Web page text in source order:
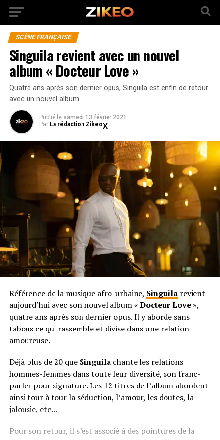
SCÈNE FRANÇAISE
Singuila revient avec un nouvel
album « Docteur Love »
Quatre ans après son dernier opus, Singuila est enfin de retour
avec un nouvel album.
Publié le samedi 13 février 2021
Par La rédaction Zikeo
Référence de la musique afro-urbaine, Singuilarevient
aujourd’hui avec son nouvel album « Docteur Love»,
quatre ans après son dernier opus. Il y aborde sans
tabous ce qui rassemble et divise dans une relation
amoureuse.
Déjà plus de 20 que Singuilachante les relations
hommes-femmes dans toute leur diversité, son franc-
parler pour signature. Les 12 titres de l’album abordent
ainsi tour à tour la séduction, l’amour, les doutes, la
jalousie, etc…
Pour son retour, il s’est associé à des pointures de la